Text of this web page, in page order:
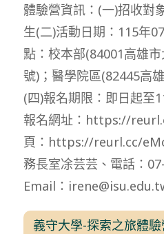
體驗營資訊：(一)招收對
生(二)活動日期：115年
點：校本部(84001高雄
號)；醫學院區(82445高
(四)報名期限：即日起至
報名網址：https://
頁：https://reurl.cc/
務長室凃芸芸、電話：
Email：
義守大學-探索之旅體驗